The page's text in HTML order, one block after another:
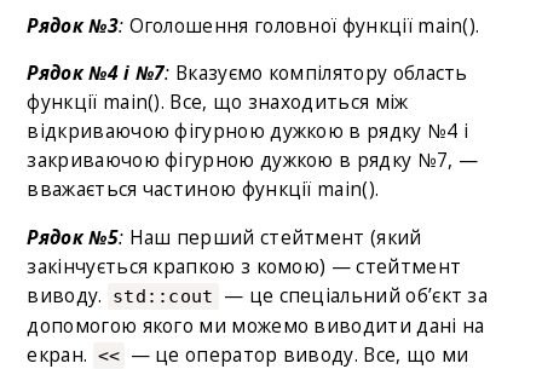
Рядок №3: Оголошення головної функції main().
Рядок №4 і №7: Вказуємо компілятору область
функції main(). Все, що знаходиться між
відкриваючою фігурною дужкою в рядку №4 і
закриваючою фігурною дужкою в рядку №7, —
вважається частиною функції main().
Рядок №5: Наш перший стейтмент (який
закінчується крапкою з комою) — стейтмент
виводу.
std::cout
— це спеціальний об’єкт за
допомогою якого ми можемо виводити дані на
екран. << — це оператор виводу. Все, що ми